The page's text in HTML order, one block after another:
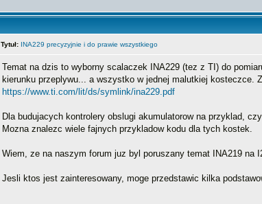
Tytuł: INA229 precyzyjnie i do prawie wszystkiego
Temat na dzis to wyborny scalaczek INA229 (tez z TI) do
kierunku przeplywu... a wszystko w jednej malutkiej kosteczce.
https://www.ti.com/lit/ds/symlink/ina229.pdf
Dla budujacych kontrolery obslugi akumulatorow na przyklad,
Mozna znalezc wiele fajnych przykladow kodu dla tych kostek.
Wiem, ze na naszym forum juz byl poruszany temat INA219 na
Jesli ktos jest zainteresowany, moge przedstawic kilka